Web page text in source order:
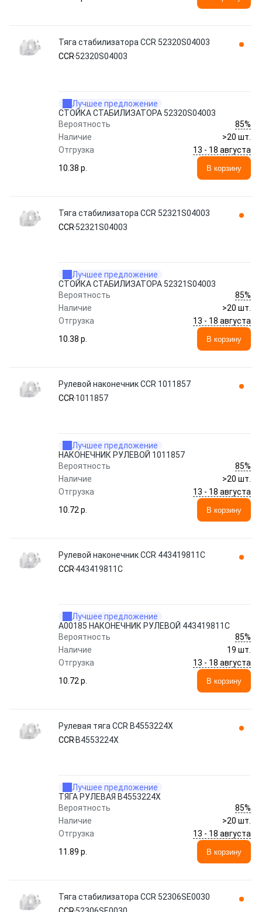
Тяга стабилизатора CCR 52320S04003
CCR 52320S04003
Лучшее предложение
СТОЙКА СТАБИЛИЗАТОРА 52320S04003
Вероятность
85%
Наличие
>20 шт.
Отгрузка
13 - 18 августа
10.38 p.
В корзину
Тяга стабилизатора CCR 52321S04003
CCR 52321S04003
Лучшее предложение
СТОЙКА СТАБИЛИЗАТОРА 52321S04003
Вероятность
85%
Наличие
>20 шт.
Отгрузка
13 - 18 августа
10.38 p.
В корзину
Рулевой наконечник CCR 1011857
CCR 1011857
Лучшее предложение
НАКОНЕЧНИК РУЛЕВОЙ 1011857
Вероятность
85%
Наличие
>20 шт.
Отгрузка
13 - 18 августа
10.72 p.
В корзину
Рулевой наконечник CCR 443419811C
CCR 443419811C
Лучшее предложение
A00185 НАКОНЕЧНИК РУЛЕВОЙ 443419811C
Вероятность
85%
Наличие
19 шт.
Отгрузка
13 - 18 августа
10.72 p.
В корзину
Рулевая тяга CCR B4553224X
CCR B4553224X
Лучшее предложение
ТЯГА РУЛЕВАЯ B4553224X
Вероятность
85%
Наличие
>20 шт.
Отгрузка
13 - 18 августа
11.89 p.
В корзину
Тяга стабилизатора CCR 52306SE0030